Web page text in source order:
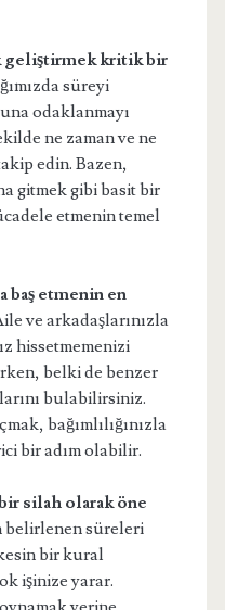
geliştirmek kritik bir
süreyi
odaklanmayı
ne zaman ve ne
edin. Bazen,
gitmek gibi basit bir
etmenin temel
baş etmenin en
ve arkadaşlarınızla
hissetmemenizi
belki de benzer
bulabilirsiniz.
bağımlılığınızla
bir adım olabilir.
silah olarak öne
belirlenen süreleri
bir kural
işinize yarar.